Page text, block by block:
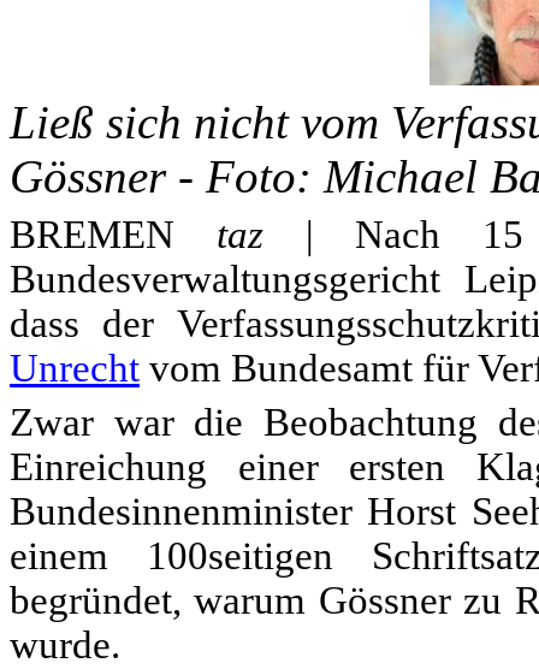
Ließ sich nicht vom
Gössner - Foto: Michael
BREMEN taz| Nach 15
Bundesverwaltungsgericht
dass der
Unrecht vom Bundesamt für
Zwar war die Beobachtung
Einreichung einer ersten
Bundesinnenminister Horst
einem 100seitigen
begründet, warum Gössner zu
wurde.